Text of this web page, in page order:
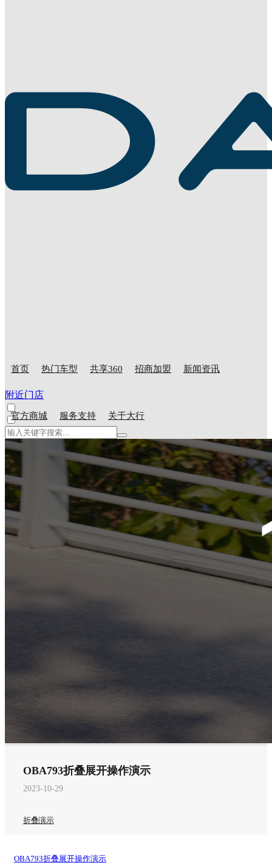
首页 热门车型 共享360 招商加盟 新闻资讯
官方商城 服务支持 关于大行
附近门店
OBA793折叠展开操作演示
2023-10-29
折叠演示
OBA793折叠展开操作演示